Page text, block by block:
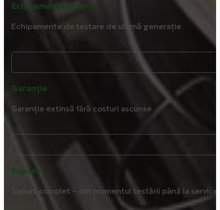
Echipament modern
Echipamente de testare de ultimă generație
Garanție
Garanție extinsă fără costuri ascunse
Suport
Suport complet – din momentul testării până la